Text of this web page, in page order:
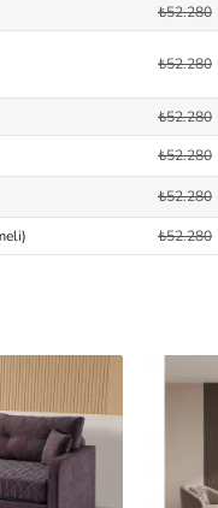
₺52.280
₺52.280
₺52.280
₺52.280
₺52.280
₺52.280